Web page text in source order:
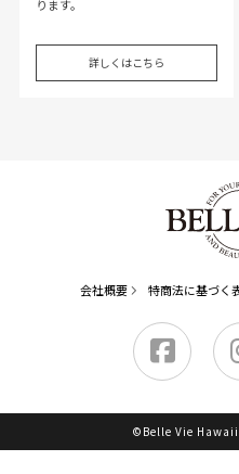
ります。
詳しくはこちら
会社概要 特商法に基づく
©Belle Vie